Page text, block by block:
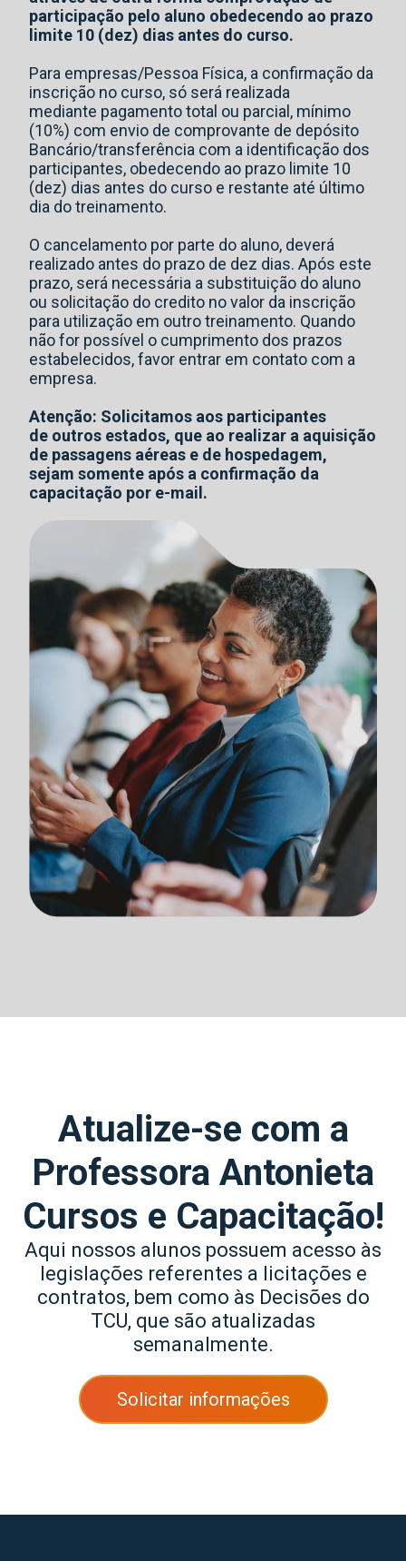
participação pelo aluno obedecendo ao prazo
limite 10 (dez) dias antes do curso.
Para empresas/Pessoa Física, a confirmação da
inscrição no curso, só será realizada
mediante pagamento total ou parcial, mínimo
(10%) com envio de comprovante de depósito
Bancário/transferência com a identificação dos
participantes, obedecendo ao prazo limite 10
(dez) dias antes do curso e restante até último
dia do treinamento.
O cancelamento por parte do aluno, deverá
realizado antes do prazo de dez dias. Após este
prazo, será necessária a substituição do aluno
ou solicitação do credito no valor da inscrição
para utilização em outro treinamento. Quando
não for possível o cumprimento dos prazos
estabelecidos, favor entrar em contato com a
empresa.
Atenção: Solicitamos aos participantes
de outros estados, que ao realizar a aquisição
de passagens aéreas e de hospedagem,
sejam somente após a confirmação da
capacitação por e-mail.
Atualize-se com a
Professora Antonieta
Cursos e Capacitação!
Aqui nossos alunos possuem acesso às
legislações referentes a licitações e
contratos, bem como às Decisões do
TCU, que são atualizadas
semanalmente.
Solicitar informações